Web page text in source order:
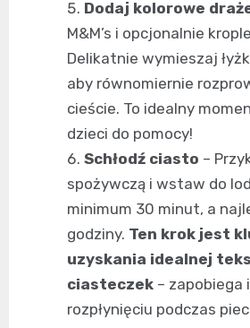
Dodaj kolorowe
M&M’s i opcjonalnie
Delikatnie wymieszaj
aby równomiernie
cieście. To idealny
dzieci do pomocy!
Schłodź ciasto –
spożywczą i wstaw do
minimum 30 minut, a
godziny. Ten krok jest
uzyskania idealnej
ciasteczek – zapobiega
rozpłynięciu podczas